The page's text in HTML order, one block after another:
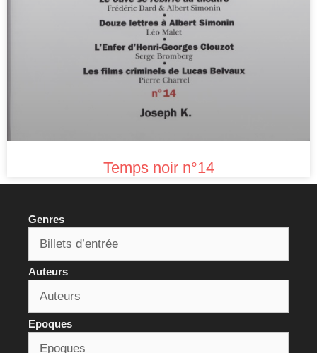
Temps noir n°14
Genres
Auteurs
Epoques